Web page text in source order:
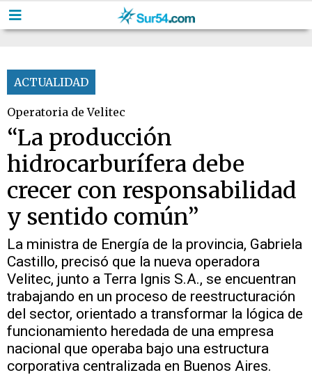
ACTUALIDAD
Operatoria de Velitec
“La producción
hidrocarburífera debe
crecer con responsabilidad
y sentido común”
La ministra de Energía de la provincia, Gabriela
Castillo, precisó que la nueva operadora
Velitec, junto a Terra Ignis S.A., se encuentran
trabajando en un proceso de reestructuración
del sector, orientado a transformar la lógica de
funcionamiento heredada de una empresa
nacional que operaba bajo una estructura
corporativa centralizada en Buenos Aires.